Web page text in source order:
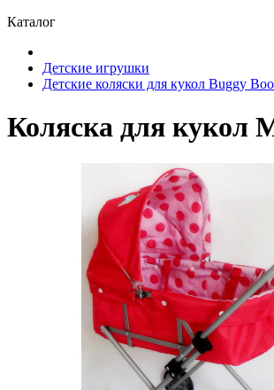
Каталог
Детские игрушки
Детские коляски для кукол Buggy
Коляска для кукол